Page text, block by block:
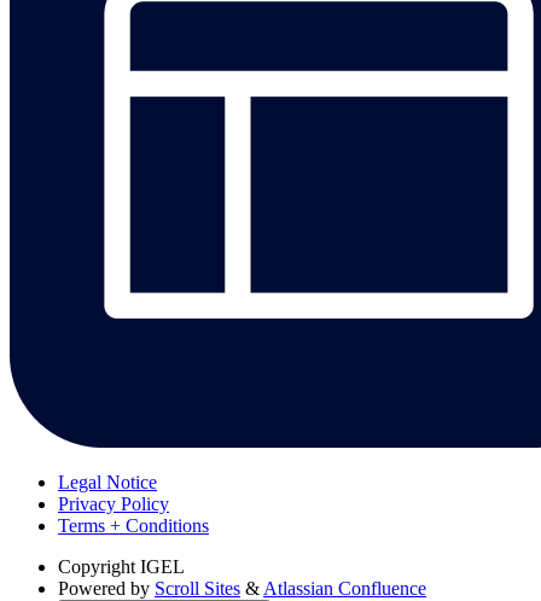
Legal Notice
Privacy Policy
Terms + Conditions
Copyright IGEL
Powered by Scroll Sites & Atlassian Confluence